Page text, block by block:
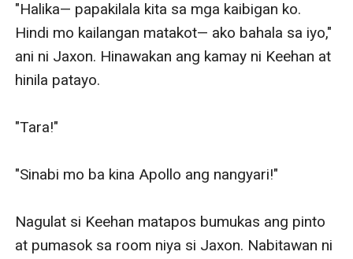
"Halika— papakilala kita sa mga kaibigan ko.
Hindi mo kailangan matakot— ako bahala sa iyo,"
ani ni Jaxon. Hinawakan ang kamay ni Keehan at
hinila patayo.
"Tara!"
"Sinabi mo ba kina Apollo ang nangyari!"
Nagulat si Keehan matapos bumukas ang pinto
at pumasok sa room niya si Jaxon. Nabitawan ni